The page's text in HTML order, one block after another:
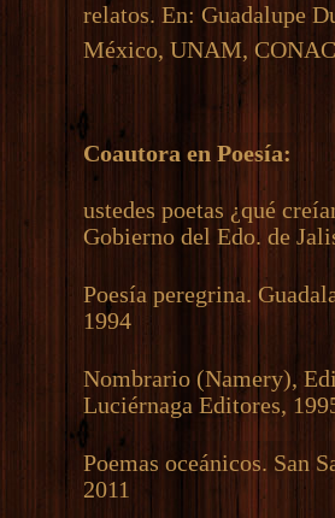
relatos. En: Guadalupe
México, UNAM,
Coautora en Poesía:
ustedes poetas ¿qué
Gobierno del Edo. de
Poesía peregrina.
1994
Nombrario (Namery),
Luciérnaga Editores,
Poemas oceánicos. San
2011